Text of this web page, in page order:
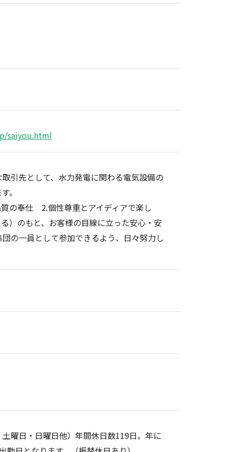
saiyou.html
引先として、水力発電に関わる電気設備の
。
の奉仕 2.個性尊重とアイディアで楽し
）のもと、お客様の目線に立った安心・安
の一員として参加できるよう、日々努力し
曜日・日曜日他）年間休日数119日。年に